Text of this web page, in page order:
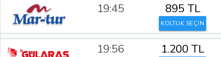
19:45 895 TL
KOLTUK SEÇİN
19:56 1.200 TL